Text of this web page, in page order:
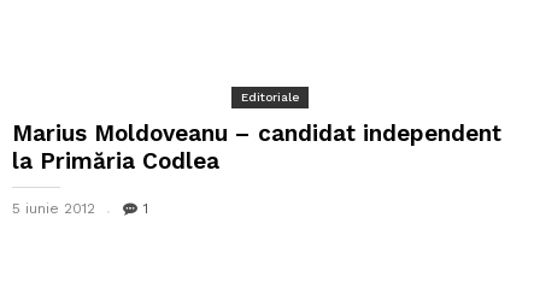
Editoriale
Marius Moldoveanu – candidat independent
la Primăria Codlea
5 iunie 2012 1